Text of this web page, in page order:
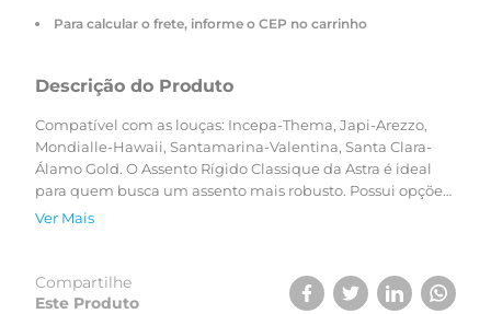
Para calcular o frete, informe o CEP no carrinho
Descrição do Produto
Compatível com as louças: Incepa-Thema, Japi-Arezzo,
Mondialle-Hawaii, Santamarina-Valentina, Santa Clara-
Álamo Gold. O Assento Rígido Classique da Astra é ideal
para quem busca um assento mais robusto. Possui opções
de cores fiéis às cores dos vasos sanitários, que resultam
tabela de compatibilidade.
Ver Mais
Compartilhe
Este Produto